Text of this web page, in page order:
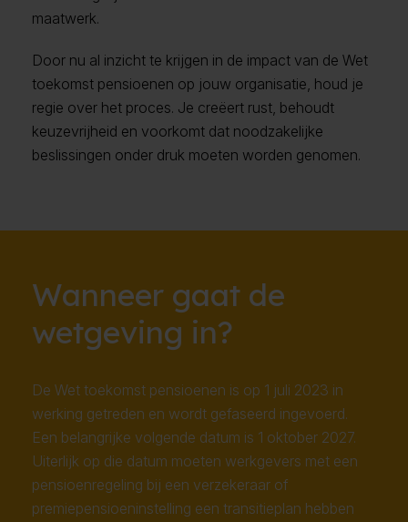
maatwerk.
Door nu al inzicht te krijgen in de impact van de Wet
toekomst pensioenen op jouw organisatie, houd je
regie over het proces. Je creëert rust, behoudt
keuzevrijheid en voorkomt dat noodzakelijke
beslissingen onder druk moeten worden genomen.
Wanneer gaat de
wetgeving in?
De Wet toekomst pensioenen is op 1 juli 2023 in
werking getreden en wordt gefaseerd ingevoerd.
Een belangrijke volgende datum is 1 oktober 2027.
Uiterlijk op die datum moeten werkgevers met een
pensioenregeling bij een verzekeraar of
premiepensioeninstelling een transitieplan hebben